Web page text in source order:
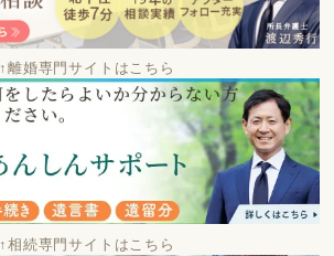
↑離婚専門サイトはこちら
↑相続専門サイトはこちら